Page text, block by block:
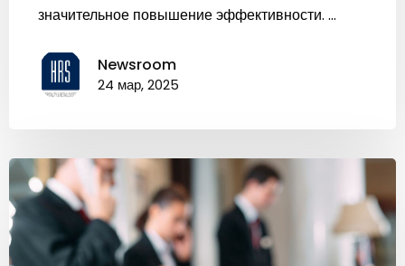
значительное повышение эффективности. ...
Newsroom
24 мар, 2025